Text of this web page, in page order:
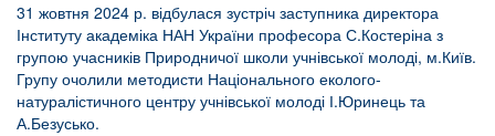
31 жовтня 2024 р. відбулася зустріч заступника директора
Інституту академіка НАН України професора С.Костеріна з
групою учасників Природничої школи учнівської молоді, м.Київ.
Групу очолили методисти Національного еколого-
натуралістичного центру учнівської молоді І.Юринець та
А.Безусько.